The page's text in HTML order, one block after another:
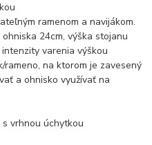
ramenom a navijákom.
24cm, výška stojanu
varenia výškou
na ktorom je zavesený
a ohnisko využívať na
vrhnou úchytkou